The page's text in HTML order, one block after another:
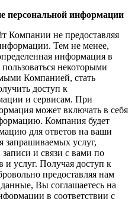
персональной информации
Компании не предоставляя
Тем не менее,
информация в
некоторыми
Компанией, стать
доступ к
и сервисам. При
может включать в себя
Компания будет
для ответов на ваши
запрашиваемых услуг,
и связи с вами по
услуг. Получая доступ к
предоставляя нам
Вы соглашаетесь на
в соответствии с